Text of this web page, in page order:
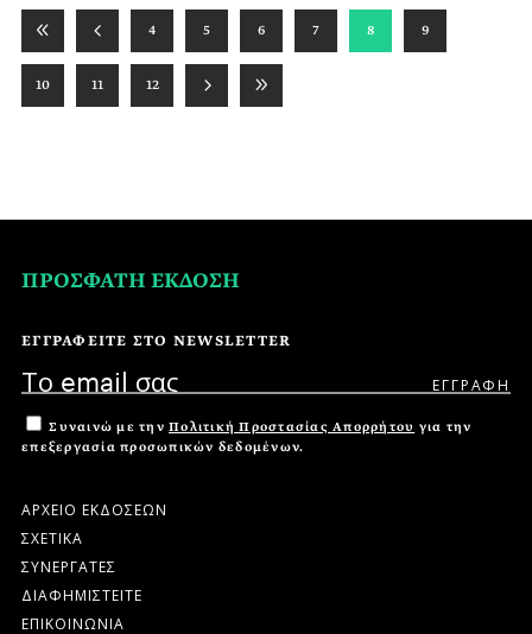
4 5 6 7 8 9
10 11 12
ΠΡΟΣΦΑΤΗ ΕΚΔΟΣΗ
ΕΓΓΡΑΦΕΙΤΕ ΣΤΟ NEWSLETTER
Συναινώ με την Πολιτική Προστασίας Απορρήτου για την
επεξεργασία προσωπικών δεδομένων.
ΑΡΧΕΙΟ ΕΚΔΟΣΕΩΝ
ΣΧΕΤΙΚΑ
ΣΥΝΕΡΓΑΤΕΣ
ΔΙΑΦΗΜΙΣΤΕΙΤΕ
ΕΠΙΚΟΙΝΩΝΙΑ